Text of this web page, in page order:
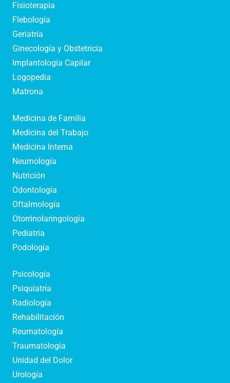
Fisioterapia
Flebología
Geriatría
Ginecología y Obstetricia
Implantología Capilar
Logopedia
Matrona
Medicina de Familia
Medicina del Trabajo
Medicina Interna
Neumología
Nutrición
Odontología
Oftalmología
Otorrinolaringología
Pediatría
Podología
Psicología
Psiquiatría
Radiología
Rehabilitación
Reumatología
Traumatología
Unidad del Dolor
Urología